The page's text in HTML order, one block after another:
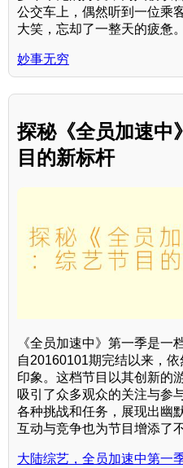
公交车上，偶然听到一位乘
大笑，忘却了一整天的疲惫。
妙事无穷
探秘《全员加速中
目的新标杆
《全员加速中》第一季是一
自20160101期完结以来，
印象。这档节目以其创新的
吸引了众多观众的关注与参
各种挑战和任务，展现出幽
互动与竞争也为节目增添了
大陆综艺，全员加速中第一